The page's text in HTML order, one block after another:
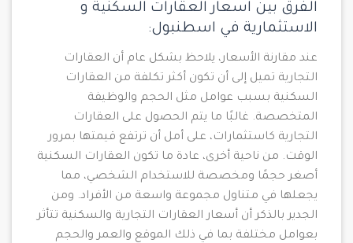
الفرق بين اسعار العقارات السكنية و
الاستثمارية في اسطنبول:
عند مقارنة الأسعار، يلاحظ بشكل عام أن العقارات
التجارية تميل إلى أن تكون أكثر تكلفة من العقارات
السكنية بسبب عوامل مثل الحجم والوظيفة
المتخصصة. غالبًا ما يتم الحصول على العقارات
التجارية كاستثمارات، على أمل أن ترتفع قيمتها بمرور
الوقت. من ناحية أخرى، عادة ما تكون العقارات السكنية
أصغر حجمًا ومخصصة للاستخدام الشخصي، مما
يجعلها في متناول مجموعة واسعة من الأفراد. ومن
الجدير بالذكر أن أسعار العقارات التجارية والسكنية تتأثر
بعوامل مختلفة بما في ذلك الموقع والعمر والحجم